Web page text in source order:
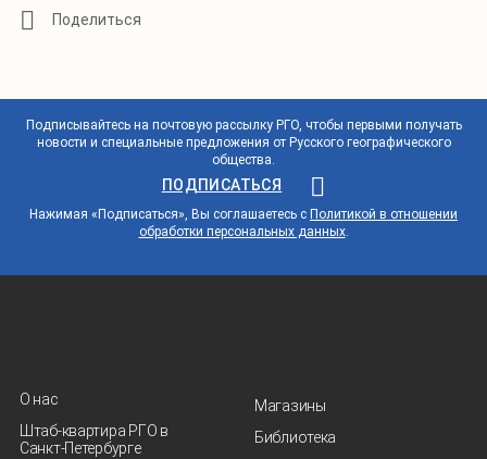
Подписывайтесь на почтовую рассылку РГО, чтобы первыми получать
новости и специальные предложения от Русского географического
общества.
ПОДПИСАТЬСЯ
Нажимая «Подписаться», Вы соглашаетесь с Политикой в отношении
обработки персональных данных.
О нас
Штаб-квартира РГО в
Санкт‑Петербурге
Магазины
Библиотека